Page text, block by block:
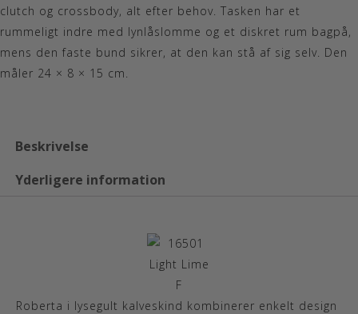
clutch og crossbody, alt efter behov. Tasken har et
rummeligt indre med lynlåslomme og et diskret rum bagpå,
mens den faste bund sikrer, at den kan stå af sig selv. Den
måler 24 × 8 × 15 cm.
Beskrivelse
Yderligere information
Roberta i lysegult kalveskind kombinerer enkelt design